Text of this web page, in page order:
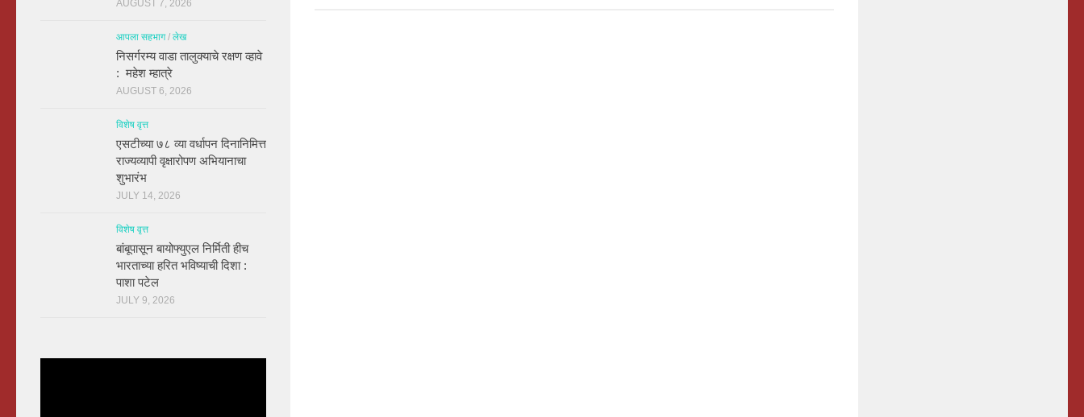
AUGUST 7, 2026
आपला सहभाग/ लेख
निसर्गरम्य वाडा तालुक्याचे रक्षण व्हावे
: महेश म्हात्रे
AUGUST 6, 2026
विशेष वृत्त
एसटीच्या ७८ व्या वर्धापन दिनानिमित्त
राज्यव्यापी वृक्षारोपण अभियानाचा
शुभारंभ
JULY 14, 2026
विशेष वृत्त
बांबूपासून बायोफ्युएल निर्मिती हीच
भारताच्या हरित भविष्याची दिशा :
पाशा पटेल
JULY 9, 2026